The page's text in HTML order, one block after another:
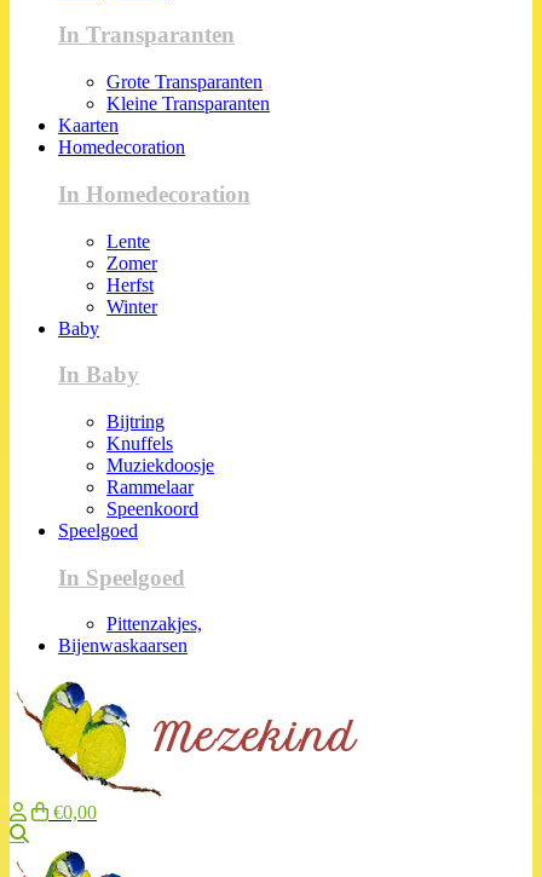
In Transparanten
Grote Transparanten
Kleine Transparanten
Kaarten
Homedecoration
In Homedecoration
Lente
Zomer
Herfst
Winter
Baby
In Baby
Bijtring
Knuffels
Muziekdoosje
Rammelaar
Speenkoord
Speelgoed
In Speelgoed
Pittenzakjes,
Bijenwaskaarsen
€0,00